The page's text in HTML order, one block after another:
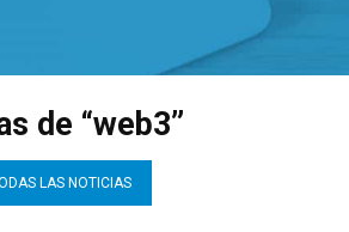
de “web3”
LAS NOTICIAS